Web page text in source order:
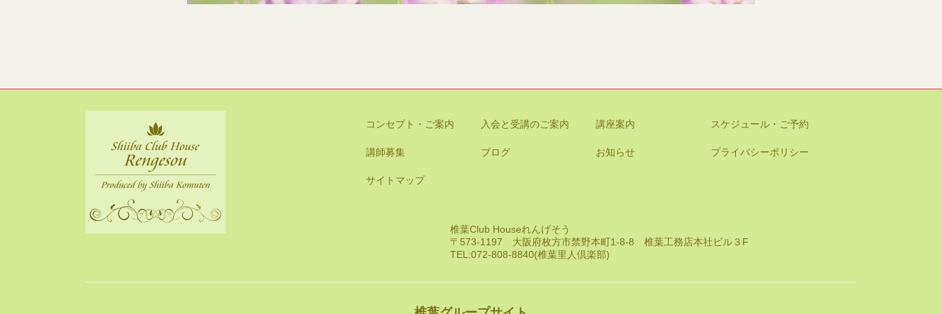
コンセプト・ご案内 入会と受講のご案内 講座案内 スケジュール・ご予約
講師募集 ブログ お知らせ プライバシーポリシー
サイトマップ
椎葉Club Houseれんげそう
〒573-1197 大阪府枚方市禁野本町1-8-8 椎葉工務店本社ビル３F
TEL:072-808-8840(椎葉里人倶楽部)